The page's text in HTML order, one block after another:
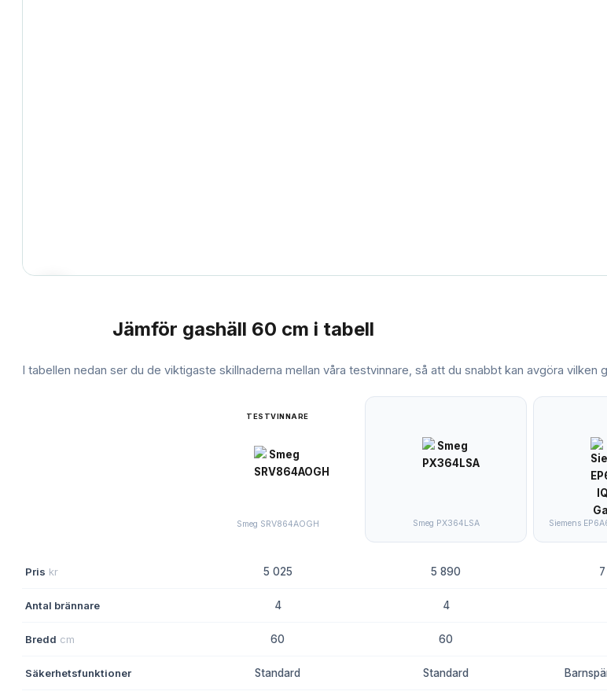
Jämför gashäll 60 cm i tabell
I tabellen nedan ser du de viktigaste skillnaderna mellan våra testvinnare, så att du snabbt kan avgöra vilken
TESTVINNARE
Smeg SRV864AOGH Smeg PX364LSA Siemens
Pris kr 5 025 5 890
Antal brännare 4 4
Bredd cm 60 60
Säkerhetsfunktioner Standard Standard